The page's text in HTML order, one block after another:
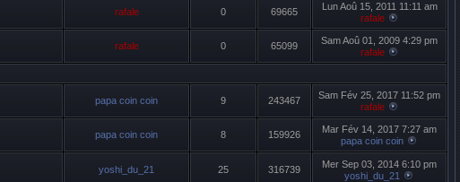
rafale 0 69665
Lun Aoû 15, 2011 11:11 am
rafale
rafale 0 65099
Sam Aoû 01, 2009 4:29 pm
rafale
papa coin coin 9 243467
Sam Fév 25, 2017 11:52 pm
rafale
papa coin coin 8 159926
Mar Fév 14, 2017 7:27 am
papa coin coin
yoshi_du_21 25 316739
Mer Sep 03, 2014 6:10 pm
yoshi_du_21